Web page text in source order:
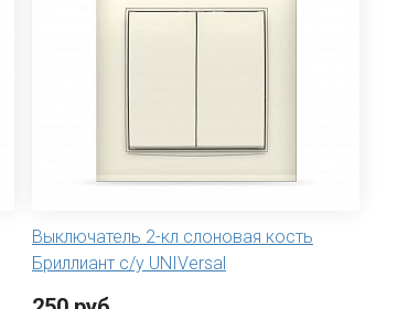
Выключатель 2-кл слоновая кость
Бриллиант с/у UNIVersal